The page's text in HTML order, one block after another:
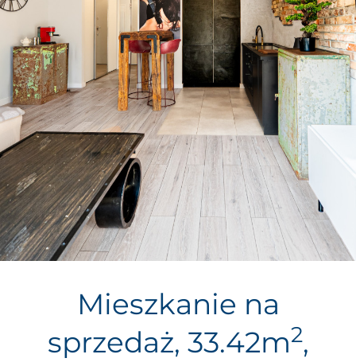
Mieszkanie na
sprzedaż, 33.42m2,